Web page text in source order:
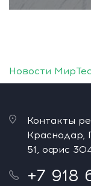
Новости
Контакты
Краснодар,
51, офис
+7 918